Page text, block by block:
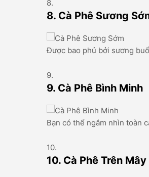
8. Cà Phê Sương
Được bao phủ bởi sương
9. Cà Phê Bình Minh
Bạn có thể ngắm nhìn toàn
10. Cà Phê Trên Mây